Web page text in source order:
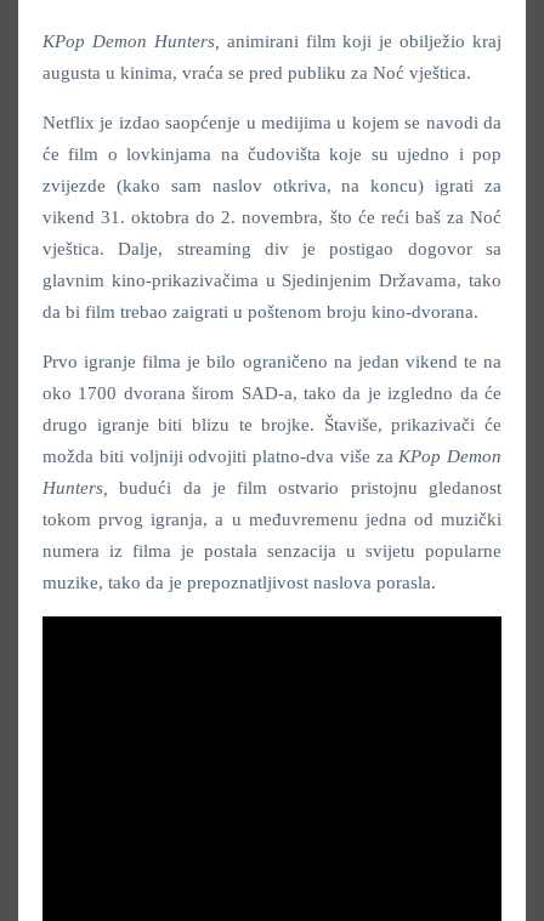
KPop Demon Hunters, animirani film koji je obilježio kraj
augusta u kinima, vraća se pred publiku za Noć vještica.
Netflix je izdao saopćenje u medijima u kojem se navodi da
će film o lovkinjama na čudovišta koje su ujedno i pop
zvijezde (kako sam naslov otkriva, na koncu) igrati za
vikend 31. oktobra do 2. novembra, što će reći baš za Noć
vještica. Dalje, streaming div je postigao dogovor sa
glavnim kino-prikazivačima u Sjedinjenim Državama, tako
da bi film trebao zaigrati u poštenom broju kino-dvorana.
Prvo igranje filma je bilo ograničeno na jedan vikend te na
oko 1700 dvorana širom SAD-a, tako da je izgledno da će
drugo igranje biti blizu te brojke. Štaviše, prikazivači će
možda biti voljniji odvojiti platno-dva više za KPop Demon
Hunters,budući da je film ostvario pristojnu gledanost
tokom prvog igranja, a u međuvremenu jedna od muzički
numera iz filma je postala senzacija u svijetu popularne
muzike, tako da je prepoznatljivost naslova porasla.